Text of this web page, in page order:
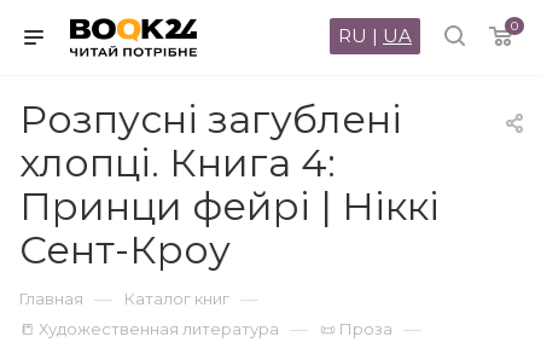
0
RU | UA
Розпусні загублені
хлопці. Книга 4:
Принци фейрі | Ніккі
Сент-Кроу
Главная — Каталог книг —
📒 Художественная литература — 📜 Проза —